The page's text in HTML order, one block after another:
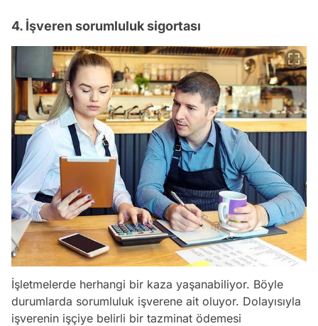
4. İşveren sorumluluk sigortası
İşletmelerde herhangi bir kaza yaşanabiliyor. Böyle
durumlarda sorumluluk işverene ait oluyor. Dolayısıyla
işverenin işçiye belirli bir tazminat ödemesi